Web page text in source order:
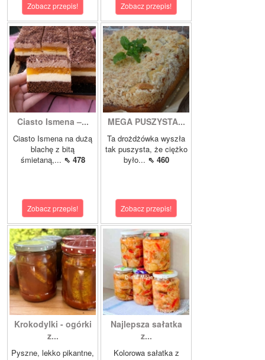
Zobacz przepis! Zobacz przepis!
Ciasto Ismena –...
Ciasto Ismena na dużą
blachę z bitą
śmietaną,... ⇖ 478
Zobacz przepis!
MEGA PUSZYSTA...
Ta drożdżówka wyszła
tak puszysta, że ciężko
było... ⇖ 460
Zobacz przepis!
Krokodylki - ogórki
z...
Pyszne, lekko pikantne,
Najlepsza sałatka
z...
Kolorowa sałatka z